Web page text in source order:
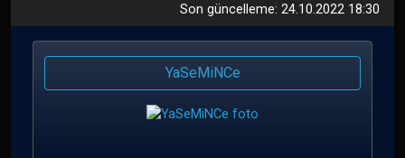
Son güncelleme: 24.10.2022 18:30
YaSeMiNCe